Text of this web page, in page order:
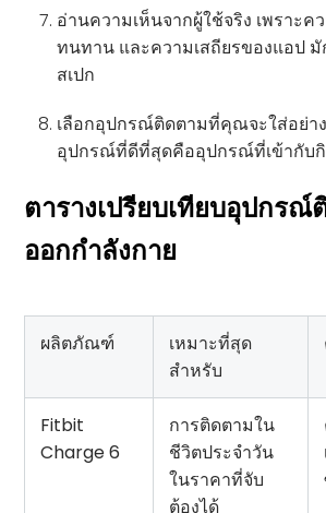
อ่านความเห็นจากผู้ใช้จริง เพราะค
ทนทาน และความเสถียรของแอป
สเปก
เลือกอุปกรณ์ติดตามที่คุณจะใส่อย่าง
อุปกรณ์ที่ดีที่สุดคืออุปกรณ์ที่เข้ากับ
ตารางเปรียบเทียบอุปกร
ออกกำลังกาย
ผลิตภัณฑ์
เหมาะที่สุด
สำหรับ
Fitbit
Charge 6
การติดตามใน
ชีวิตประจำวัน
ในราคาที่จับ
ต้องได้